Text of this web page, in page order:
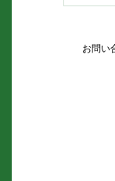
お問い